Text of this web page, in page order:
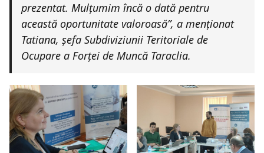
prezentat. Mulțumim încă o dată pentru
această oportunitate valoroasă”, a menționat
Tatiana, șefa Subdiviziunii Teritoriale de
Ocupare a Forței de Muncă Taraclia.